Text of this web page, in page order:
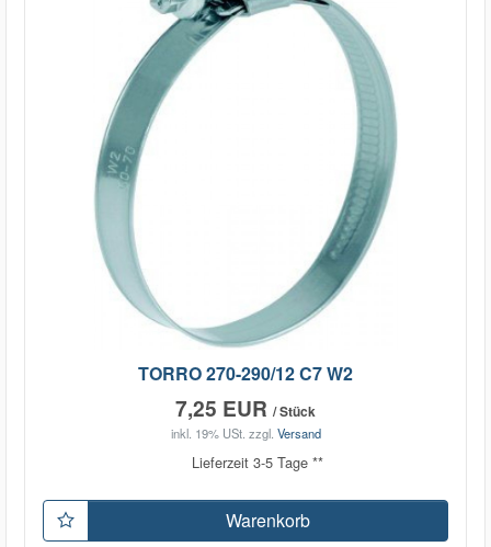
TORRO 270-290/12 C7 W2
7,25 EUR / Stück
inkl. 19% USt. zzgl. Versand
Lieferzeit 3-5 Tage **
Warenkorb